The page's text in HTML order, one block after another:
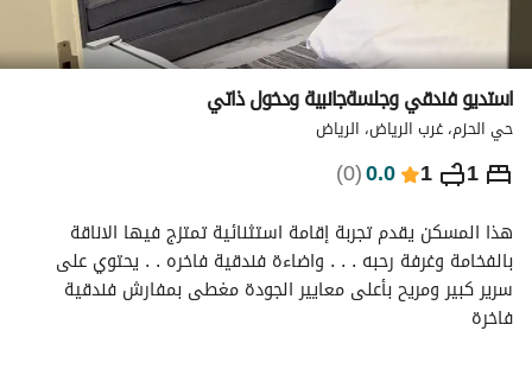
استديو فندقي وجلسةجانبية ودخول ذاتي
حي الحزم، غرب الرياض، الرياض
1
1
0.0
(
0
) ⃁
342 ليلة
التفاصيل الاماكن القريبة معلومات وزارة السياحة
فاخرة